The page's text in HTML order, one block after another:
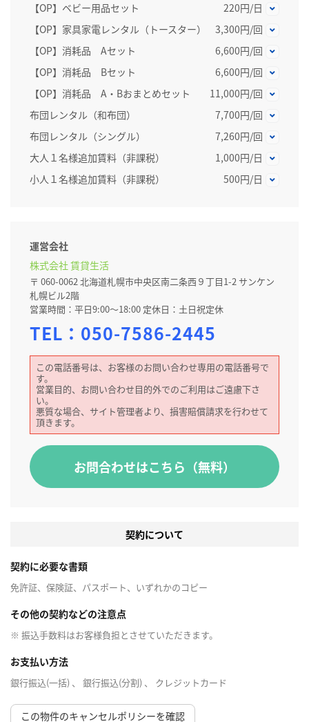
【OP】ベビー用品セット
220円/日
【OP】家具家電レンタル（トースター）
3,300円/回
【OP】消耗品 Aセット
6,600円/回
【OP】消耗品 Bセット
6,600円/回
【OP】消耗品 A・Bおまとめセット
11,000円/回
布団レンタル（和布団）
7,700円/回
布団レンタル（シングル）
7,260円/回
大人１名様追加賃料（非課税）
1,000円/日
小人１名様追加賃料（非課税）
500円/日
運営会社
株式会社 賃貸生活
〒 060-0062 北海道札幌市中央区南二条西９丁目1-2 サンケン
札幌ビル2階
営業時間：平日9:00～18:00 定休日：土日祝定休
TEL： 050-7586-2445
この電話番号は、お客様のお問い合わせ専用の電話番号で
す。
営業目的、お問い合わせ目的外でのご利用はご遠慮下さ
い。
悪質な場合、サイト管理者より、損害賠償請求を行わせて
頂きます。
お問合わせはこちら（無料）
契約について
契約に必要な書類
免許証、保険証、パスポート、いずれかのコピー
その他の契約などの注意点
※ 振込手数料はお客様負担とさせていただきます。
お支払い方法
銀行振込(一括) 、 銀行振込(分割) 、 クレジットカード
この物件のキャンセルポリシーを確認